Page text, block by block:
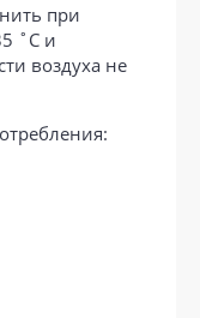
при
˚C и
воздуха не